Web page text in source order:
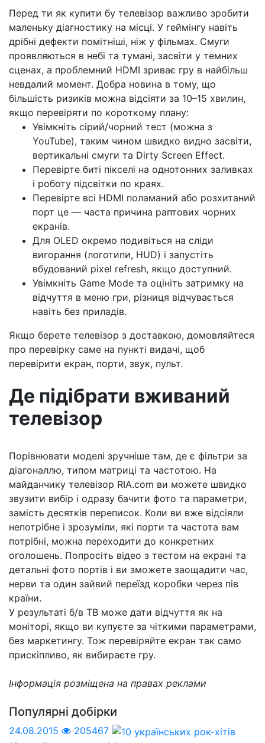
Перед ти як купити бу телевізор важливо зробити
маленьку діагностику на місці. У геймінгу навіть
дрібні дефекти помітніші, ніж у фільмах. Смуги
проявляються в небі та тумані, засвіти у темних
сценах, а проблемний HDMI зриває гру в найбільш
невдалий момент. Добра новина в тому, що
більшість ризиків можна відсіяти за 10–15 хвилин,
якщо перевіряти по короткому плану:
Увімкніть сірий/чорний тест (можна з
YouTube), таким чином швидко видно засвіти,
вертикальні смуги та Dirty Screen Effect.
Перевірте биті пікселі на однотонних заливках
і роботу підсвітки по краях.
Перевірте всі HDMI поламаний або розхитаний
порт це — часта причина раптових чорних
екранів.
Для OLED окремо подивіться на сліди
вигорання (логотипи, HUD) і запустіть
вбудований pixel refresh, якщо доступний.
Увімкніть Game Mode та оцініть затримку на
відчуття в меню гри, різниця відчувається
навіть без приладів.
Якщо берете телевізор з доставкою, домовляйтеся
про перевірку саме на пункті видачі, щоб
перевірити екран, порти, звук, пульт.
Де підібрати вживаний
телевізор
Порівнювати моделі зручніше там, де є фільтри за
діагоналлю, типом матриці та частотою. На
майданчику телевізор RIA.com ви можете швидко
звузити вибір і одразу бачити фото та параметри,
замість десятків переписок. Коли ви вже відсіяли
непотрібне і зрозуміли, які порти та частота вам
потрібні, можна переходити до конкретних
оголошень. Попросіть відео з тестом на екрані та
детальні фото портів і ви зможете заощадити час,
нерви та один зайвий переїзд коробки через пів
країни.
У результаті б/в ТВ може дати відчуття як на
моніторі, якщо ви купуєте за чіткими параметрами,
без маркетингу. Тож перевіряйте екран так само
прискіпливо, як вибираєте гру.
Інформація розміщена на правах реклами
Популярні добірки
24.08.2015
205467